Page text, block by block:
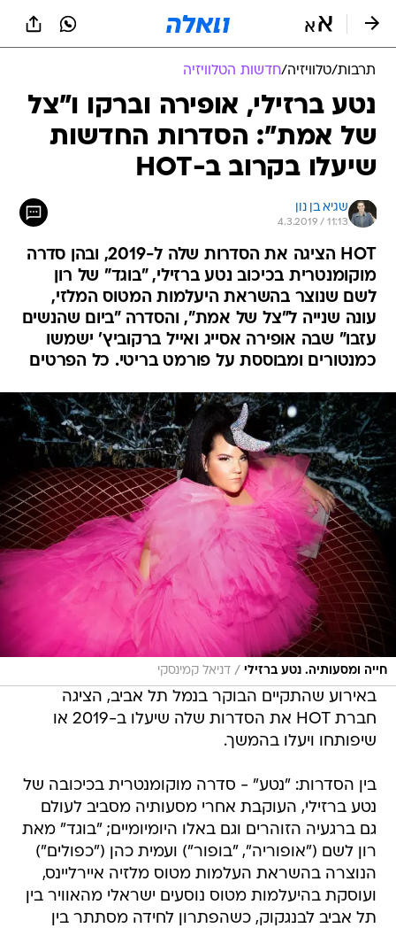
תרבות/טלוויזיה/חדשות הטלוויזיה
נטע ברזילי, אופירה וברקו ו"צל
של אמת": הסדרות החדשות
שיעלו בקרוב ב-HOT
שגיא בן נון
4.3.2019 / 11:13
HOT הציגה את הסדרות שלה ל-2019, ובהן סדרה
מוקומנטרית בכיכוב נטע ברזילי, "בוגד" של רון
לשם שנוצר בהשראת היעלמות המטוס המלזי,
עונה שנייה ל"צל של אמת", והסדרה "ביום שהנשים
עזבו" שבה אופירה אסייג ואייל ברקוביץ' ישמשו
כמנטורים ומבוססת על פורמט בריטי. כל הפרטים
חייה ומסעותיה. נטע ברזילי / דניאל קמינסקי
באירוע שהתקיים הבוקר בנמל תל אביב, הציגה
חברת HOT את הסדרות שלה שיעלו ב-2019 או
שיפותחו ויעלו בהמשך.
בין הסדרות: "נטע" - סדרה מוקומנטרית בכיכובה של
נטע ברזילי, העוקבת אחרי מסעותיה מסביב לעולם
גם ברגעיה הזוהרים וגם באלו היומיומיים; "בוגד" מאת
רון לשם ("אופוריה", "בופור") ועמית כהן ("כפולים")
הנוצרה בהשראת העלמות מטוס מלזיה איירליינס,
ועוסקת בהיעלמות מטוס נוסעים ישראלי מהאוויר בין
תל אביב לבנגקוק, כשהפתרון לחידה מסתתר בין